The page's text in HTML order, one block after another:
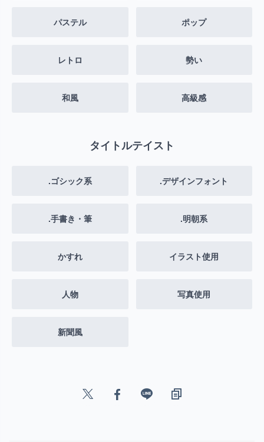
パステル ポップ
レトロ 勢い
和風 高級感
タイトルテイスト
.ゴシック系 .デザインフォント
.手書き・筆 .明朝系
かすれ イラスト使用
人物 写真使用
新聞風